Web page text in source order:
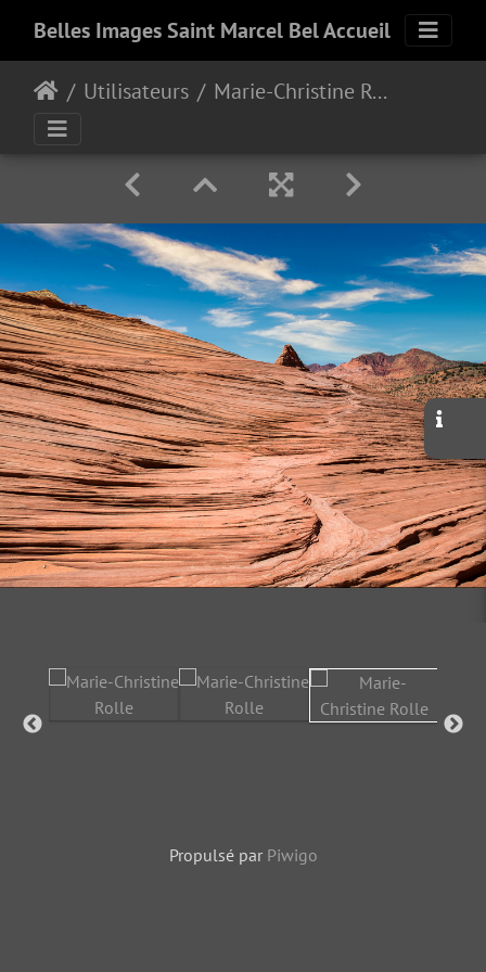
Belles Images Saint Marcel Bel Accueil
Utilisateurs Marie-Christine Rolle
Propulsé par Piwigo